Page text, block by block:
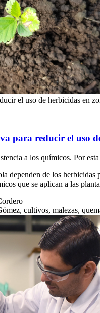
el uso de herbicidas en
para reducir el uso
a los químicos. Por
dependen de los
que se aplican a las
cultivos, malezas,